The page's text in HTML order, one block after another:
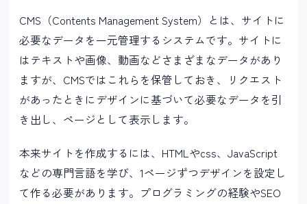
CMS（Contents Management System）とは、サイトに
必要なデータを一元管理するシステムです。サイトに
はテキストや画像、動画などさまざまなデータがあり
ますが、CMSではこれらを保管しておき、リクエスト
があったときにデザインに基づいて必要なデータを引
き出し、ページとして表示します。
本来サイトを作成するには、HTMLやcss、JavaScript
などの専門言語を学び、1ページずつデザインを設定し
て作る必要があります。プログラミングの経験やSEO